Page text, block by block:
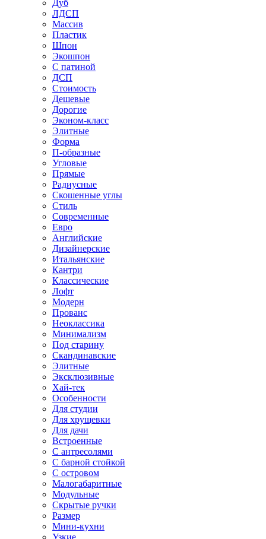
Дуб
ЛДСП
Массив
Пластик
Шпон
Экошпон
С патиной
ДСП
Стоимость
Дешевые
Дорогие
Эконом-класс
Элитные
Форма
П-образные
Угловые
Прямые
Радиусные
Скошенные углы
Стиль
Современные
Евро
Английские
Дизайнерские
Итальянские
Кантри
Классические
Лофт
Модерн
Прованс
Неоклассика
Минимализм
Под старину
Скандинавские
Элитные
Эксклюзивные
Хай-тек
Особенности
Для студии
Для хрущевки
Для дачи
Встроенные
С антресолями
С барной стойкой
С островом
Малогабаритные
Модульные
Скрытые ручки
Размер
Мини-кухни
Узкие